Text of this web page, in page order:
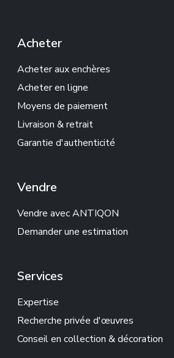
Acheter
Acheter aux enchères
Acheter en ligne
Moyens de paiement
Livraison & retrait
Garantie d'authenticité
Vendre
Vendre avec ANTIQON
Demander une estimation
Services
Expertise
Recherche privée d'œuvres
Conseil en collection & décoration